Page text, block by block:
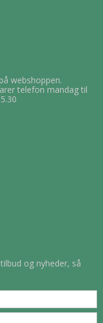
webshoppen.
telefon mandag til
og nyheder, så